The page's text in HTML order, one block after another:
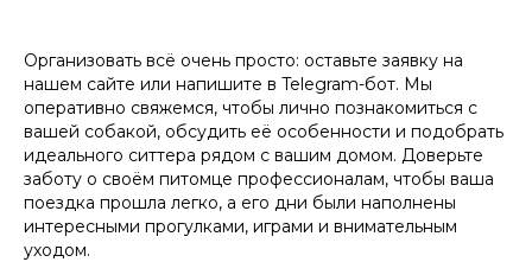
Организовать всё очень просто: оставьте заявку на
нашем сайте или напишите в Telegram-бот. Мы
оперативно свяжемся, чтобы лично познакомиться с
вашей собакой, обсудить её особенности и подобрать
идеального ситтера рядом с вашим домом. Доверьте
заботу о своём питомце профессионалам, чтобы ваша
поездка прошла легко, а его дни были наполнены
интересными прогулками, играми и внимательным
уходом.